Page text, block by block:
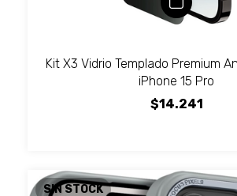
Kit X3 Vidrio Templado Premium
iPhone 15 Pro
$14.241
SIN STOCK